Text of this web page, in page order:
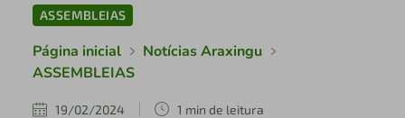
ASSEMBLEIAS
Página inicial
Notícias Araxingu
ASSEMBLEIAS
19/02/2024 1 min de leitura